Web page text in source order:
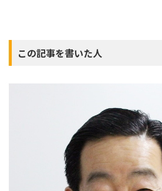
この記事を書いた人